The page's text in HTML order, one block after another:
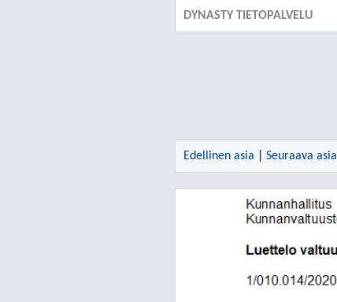
DYNASTY TIETOPALVELU
Edellinen asia Seuraava asia